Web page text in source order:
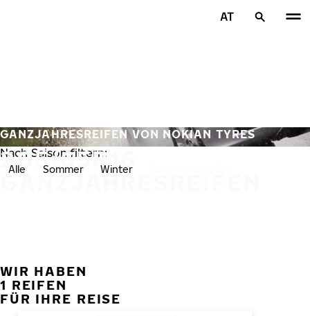
AT
205/65R16
GANZJAHRESREIFEN
GANZJAHRESREIFEN VON NOKIAN TYRES
Nach Saison filtern:
Alle Sommer Winter
WIR HABEN
1 REIFEN
FÜR IHRE REISE